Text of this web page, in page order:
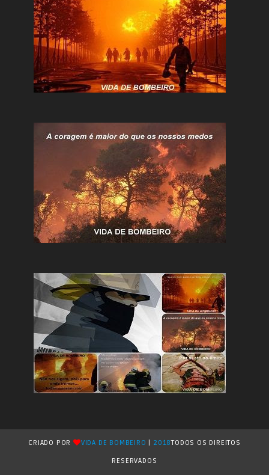
CRIADO POR VIDA DE BOMBEIRO | 2018TODOS OS DIREITOS
RESERVADOS